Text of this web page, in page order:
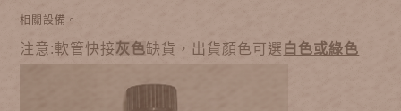
相關設備。
注意:軟管快接灰色缺貨，出貨顏色可選 白色或綠色